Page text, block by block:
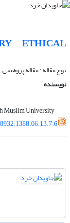
ETHICAL
نوع مقاله : مقاله پژوهشی
نویسنده
Muslim University